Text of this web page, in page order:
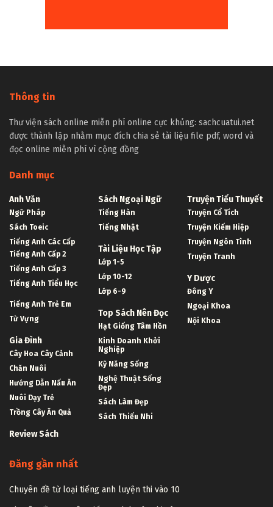
Thông tin
Thư viện sách online miễn phí online cực khủng: sachcuatui.net
được thành lập nhằm mục đích chia sẻ tài liệu file pdf, word và
đọc online miễn phí vì cộng đồng
Danh mục
Anh Văn
Ngữ Pháp
Sách Toeic
Tiếng Anh Các Cấp
Tiếng Anh Cấp 2
Tiếng Anh Cấp 3
Tiếng Anh Tiểu Học
Tiếng Anh Trẻ Em
Từ Vựng
Gia Đình
Cây Hoa Cây Cảnh
Chăn Nuôi
Hướng Dẫn Nấu Ăn
Nuôi Dạy Trẻ
Trồng Cây Ăn Quả
Review Sách
Sách Ngoại Ngữ
Tiếng Hàn
Tiếng Nhật
Tài Liệu Học Tập
Lớp 1-5
Lớp 10-12
Lớp 6-9
Top Sách Nên Đọc
Hạt Giống Tâm Hồn
Kinh Doanh Khởi
Nghiệp
Kỹ Năng Sống
Nghệ Thuật Sống
Đẹp
Sách Làm Đẹp
Sách Thiếu Nhi
Truyện Tiểu Thuyết
Truyện Cổ Tích
Truyện Kiếm Hiệp
Truyện Ngôn Tình
Truyện Tranh
Y Dược
Đông Y
Ngoại Khoa
Nội Khoa
Đăng gần nhất
Chuyên đề từ loại tiếng anh luyện thi vào 10